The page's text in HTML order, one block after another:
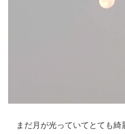
まだ月が光っていてとても綺